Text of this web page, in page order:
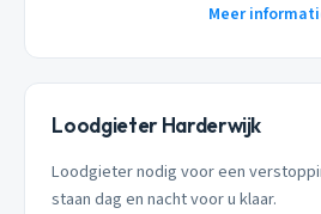
Meer
Loodgieter Harderwijk
Loodgieter nodig voor een
staan dag en nacht voor u klaar.